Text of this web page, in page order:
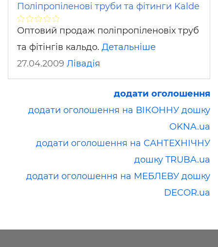
Поліпропіленові труби та фітинги Kalde
Оптовий продаж поліпропіленовіх труб
та фітінгів кальдо. Детальніше
27.04.2009 Лівадія
додати оголошення
додати оголошення на ВІКОННУ дошку
OKNA.ua
додати оголошення на САНТЕХНІЧНУ
дошку TRUBA.ua
додати оголошення на МЕБЛЕВУ дошку
DECOR.ua